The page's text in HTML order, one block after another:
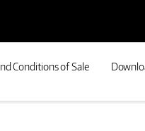
Conditions of Sale